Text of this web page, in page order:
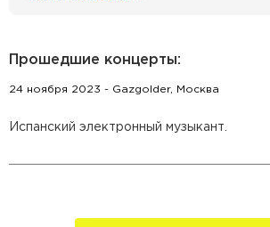
Прошедшие концерты:
24 ноября 2023 - Gazgolder, Москва
Испанский электронный музыкант.